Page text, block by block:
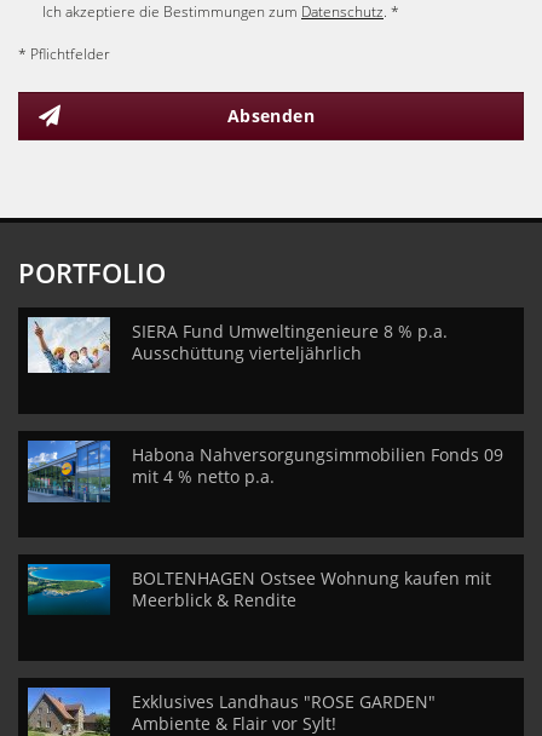
Ich akzeptiere die Bestimmungen zum Datenschutz. *
* Pflichtfelder
Absenden
PORTFOLIO
SIERA Fund Umweltingenieure 8 % p.a.
Ausschüttung vierteljährlich
Habona Nahversorgungsimmobilien Fonds 09
mit 4 % netto p.a.
BOLTENHAGEN Ostsee Wohnung kaufen mit
Meerblick & Rendite
Exklusives Landhaus "ROSE GARDEN"
Ambiente & Flair vor Sylt!